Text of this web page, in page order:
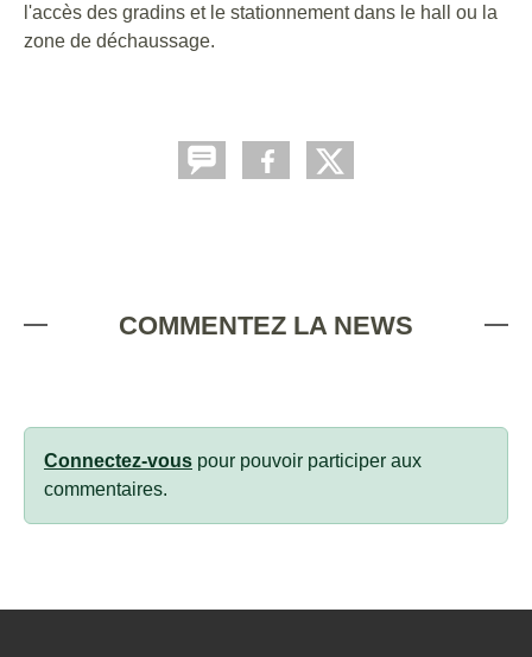
l'accès des gradins et le stationnement dans le hall ou la
zone de déchaussage.
COMMENTEZ LA NEWS
Connectez-vous pour pouvoir participer aux
commentaires.